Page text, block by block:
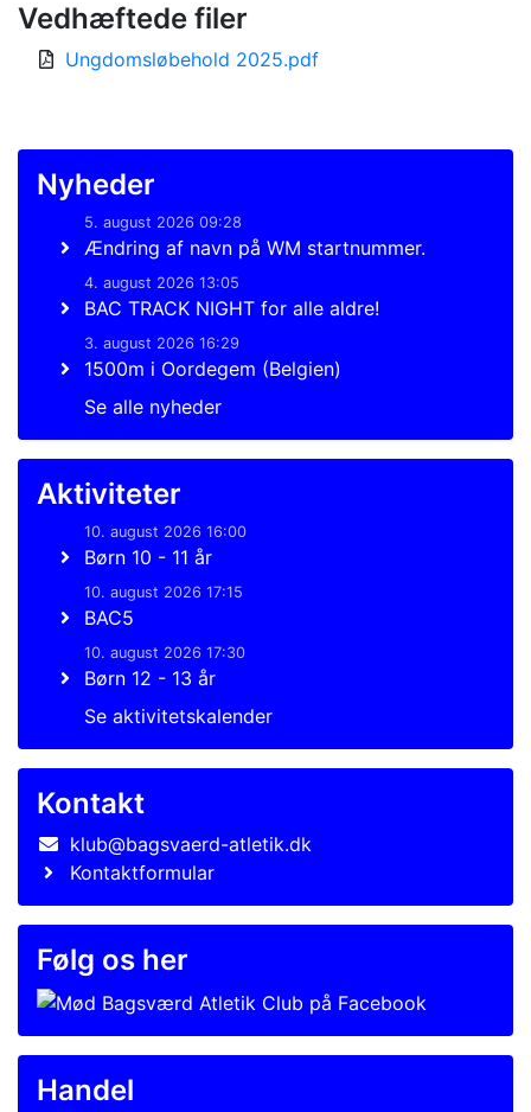
Vedhæftede filer
Ungdomsløbehold 2025.pdf
Nyheder
5. august 2026 09:28
Ændring af navn på WM startnummer.
4. august 2026 13:05
BAC TRACK NIGHT for alle aldre!
3. august 2026 16:29
1500m i Oordegem (Belgien)
Se alle nyheder
Aktiviteter
10. august 2026 16:00
Børn 10 - 11 år
10. august 2026 17:15
BAC5
10. august 2026 17:30
Børn 12 - 13 år
Se aktivitetskalender
Kontakt
klub@bagsvaerd-atletik.dk
Kontaktformular
Følg os her
Handel